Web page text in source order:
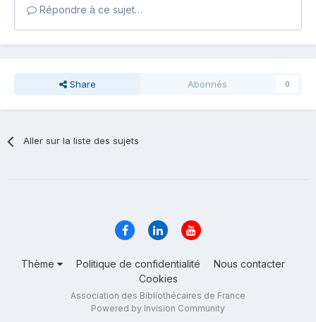
Répondre à ce sujet…
Share Abonnés 0
Aller sur la liste des sujets
Thème Politique de confidentialité
Nous contacter
Cookies
Association des Bibliothécaires de France
Powered by Invision Community